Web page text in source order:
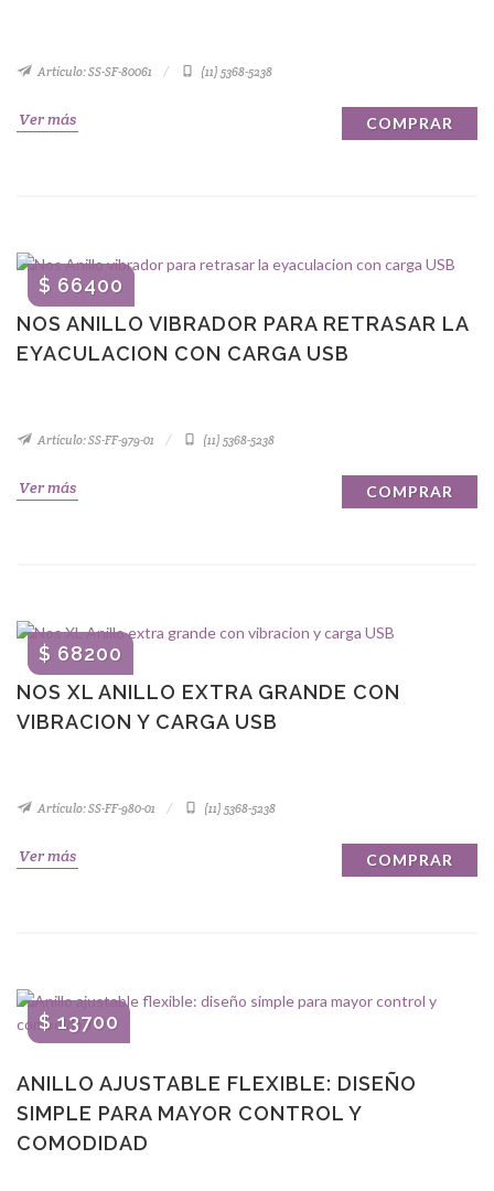
Artículo: SS-SF-80061 (11) 5368-5238
Ver más COMPRAR
NOS ANILLO VIBRADOR PARA RETRASAR LA
EYACULACION CON CARGA USB
$ 66400
Artículo: SS-FF-979-01 (11) 5368-5238
Ver más COMPRAR
NOS XL ANILLO EXTRA GRANDE CON
VIBRACION Y CARGA USB
$ 68200
Artículo: SS-FF-980-01 (11) 5368-5238
Ver más COMPRAR
ANILLO AJUSTABLE FLEXIBLE: DISEÑO
SIMPLE PARA MAYOR CONTROL Y
COMODIDAD
$ 13700